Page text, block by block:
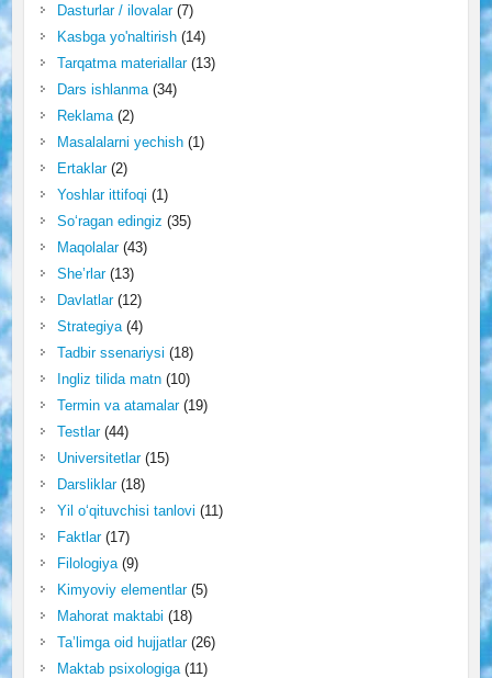
Dasturlar / ilovalar(7)
Kasbga yo'naltirish(14)
Tarqatma materiallar(13)
Dars ishlanma(34)
Reklama(2)
Masalalarni yechish(1)
Ertaklar(2)
Yoshlar ittifoqi (1)
So‘ragan edingiz (35)
Maqolalar(43)
She’rlar(13)
Davlatlar(12)
Strategiya(4)
Tadbir ssenariysi (18)
Ingliz tilida matn(10)
Termin va atamalar(19)
Testlar(44)
Universitetlar(15)
Darsliklar(18)
Yil o‘qituvchisi tanlovi (11)
Faktlar(17)
Filologiya(9)
Kimyoviy elementlar(5)
Mahorat maktabi (18)
Ta’limga oid hujjatlar(26)
Maktab psixologiga(11)